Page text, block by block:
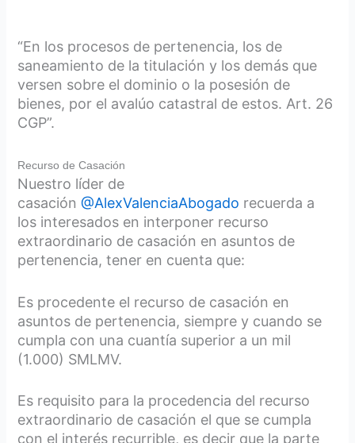
“En los procesos de pertenencia, los de
saneamiento de la titulación y los demás que
versen sobre el dominio o la posesión de
bienes, por el avalúo catastral de estos. Art. 26
CGP”.
Recurso de Casación
Nuestro líder de
casación@AlexValenciaAbogado recuerda a
los interesados en interponer recurso
extraordinario de casación en asuntos de
pertenencia, tener en cuenta que:
Es procedente el recurso de casación en
asuntos de pertenencia, siempre y cuando se
cumpla con una cuantía superior a un mil
(1.000) SMLMV.
Es requisito para la procedencia del recurso
extraordinario de casación el que se cumpla
con el interés recurrible, es decir que la parte